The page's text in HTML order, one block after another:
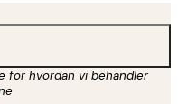
for hvordan vi behandler